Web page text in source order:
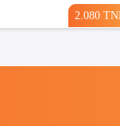
2.080